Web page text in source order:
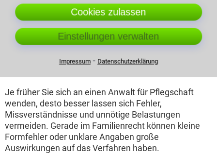
solchen Fällen, welche Rechte die betroffene Person
behält und wie weit die gerichtliche Regelung reichen
Warum frühe rechtliche Beratung wichtig
Je früher Sie sich an einen Anwalt für Pflegschaft
wenden, desto besser lassen sich Fehler,
Missverständnisse und unnötige Belastungen
vermeiden. Gerade im Familienrecht können kleine
Formfehler oder unklare Angaben große
Auswirkungen auf das Verfahren haben.
Cookies zulassen
Einstellungen verwalten
Impressum⁃ Datenschutzerklärung